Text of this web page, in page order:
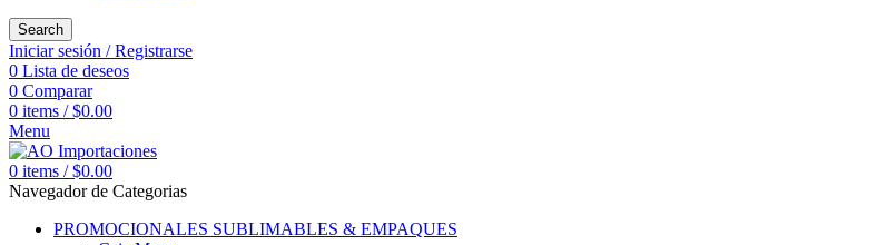
Search
Iniciar sesión / Registrarse
0 Lista de deseos
0 Comparar
0 items / $0.00
Menu
0 items / $0.00
Navegador de Categorias
PROMOCIONALES SUBLIMABLES & EMPAQUES